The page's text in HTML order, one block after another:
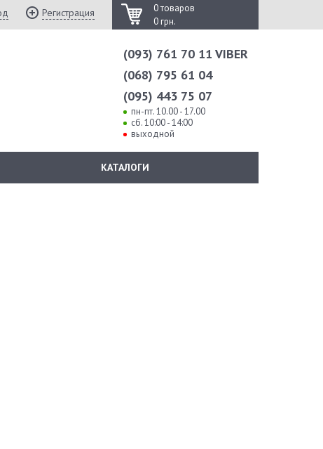
0 товаров
0 грн.
Регистрация
(093) 761 70 11 VIBER
(068) 795 61 04
(095) 443 75 07
пн-пт. 10.00 - 17.00
сб. 10:00 - 14:00
выходной
КАТАЛОГИ